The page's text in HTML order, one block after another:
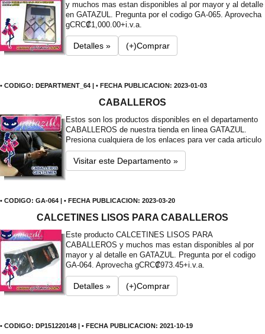
y muchos mas estan disponibles al por mayor y al detalle
en GATAZUL. Pregunta por el codigo GA-065. Aprovecha
gCRC₡1,000.00+i.v.a.
Detalles » (+)Comprar
• CODIGO: DEPARTMENT_64 | • FECHA PUBLICACION: 2023-01-03
CABALLEROS
Estos son los productos disponibles en el departamento
CABALLEROS de nuestra tienda en linea GATAZUL.
Presiona cualquiera de los enlaces para ver cada articulo
Visitar este Departamento »
• CODIGO: GA-064 | • FECHA PUBLICACION: 2023-03-20
CALCETINES LISOS PARA CABALLEROS
Este producto CALCETINES LISOS PARA
CABALLEROS y muchos mas estan disponibles al por
mayor y al detalle en GATAZUL. Pregunta por el codigo
GA-064. Aprovecha gCRC₡973.45+i.v.a.
Detalles » (+)Comprar
• CODIGO: DP151220148 | • FECHA PUBLICACION: 2021-10-19